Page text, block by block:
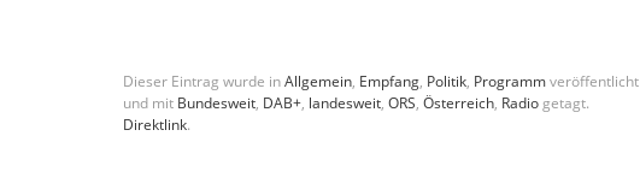
Dieser Eintrag wurde inAllgemein, Empfang, Politik, Programmveröffentlicht
und mit Bundesweit, DAB+, landesweit, ORS, Österreich, Radio getagt.
Direktlink.